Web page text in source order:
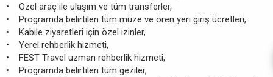
• Özel araç ile ulaşım ve tüm transferler,
• Programda belirtilen tüm müze ve ören yeri giriş ücretleri,
• Kabile ziyaretleri için özel izinler,
• Yerel rehberlik hizmeti,
• FEST Travel uzman rehberlik hizmeti,
• Programda belirtilen tüm geziler,